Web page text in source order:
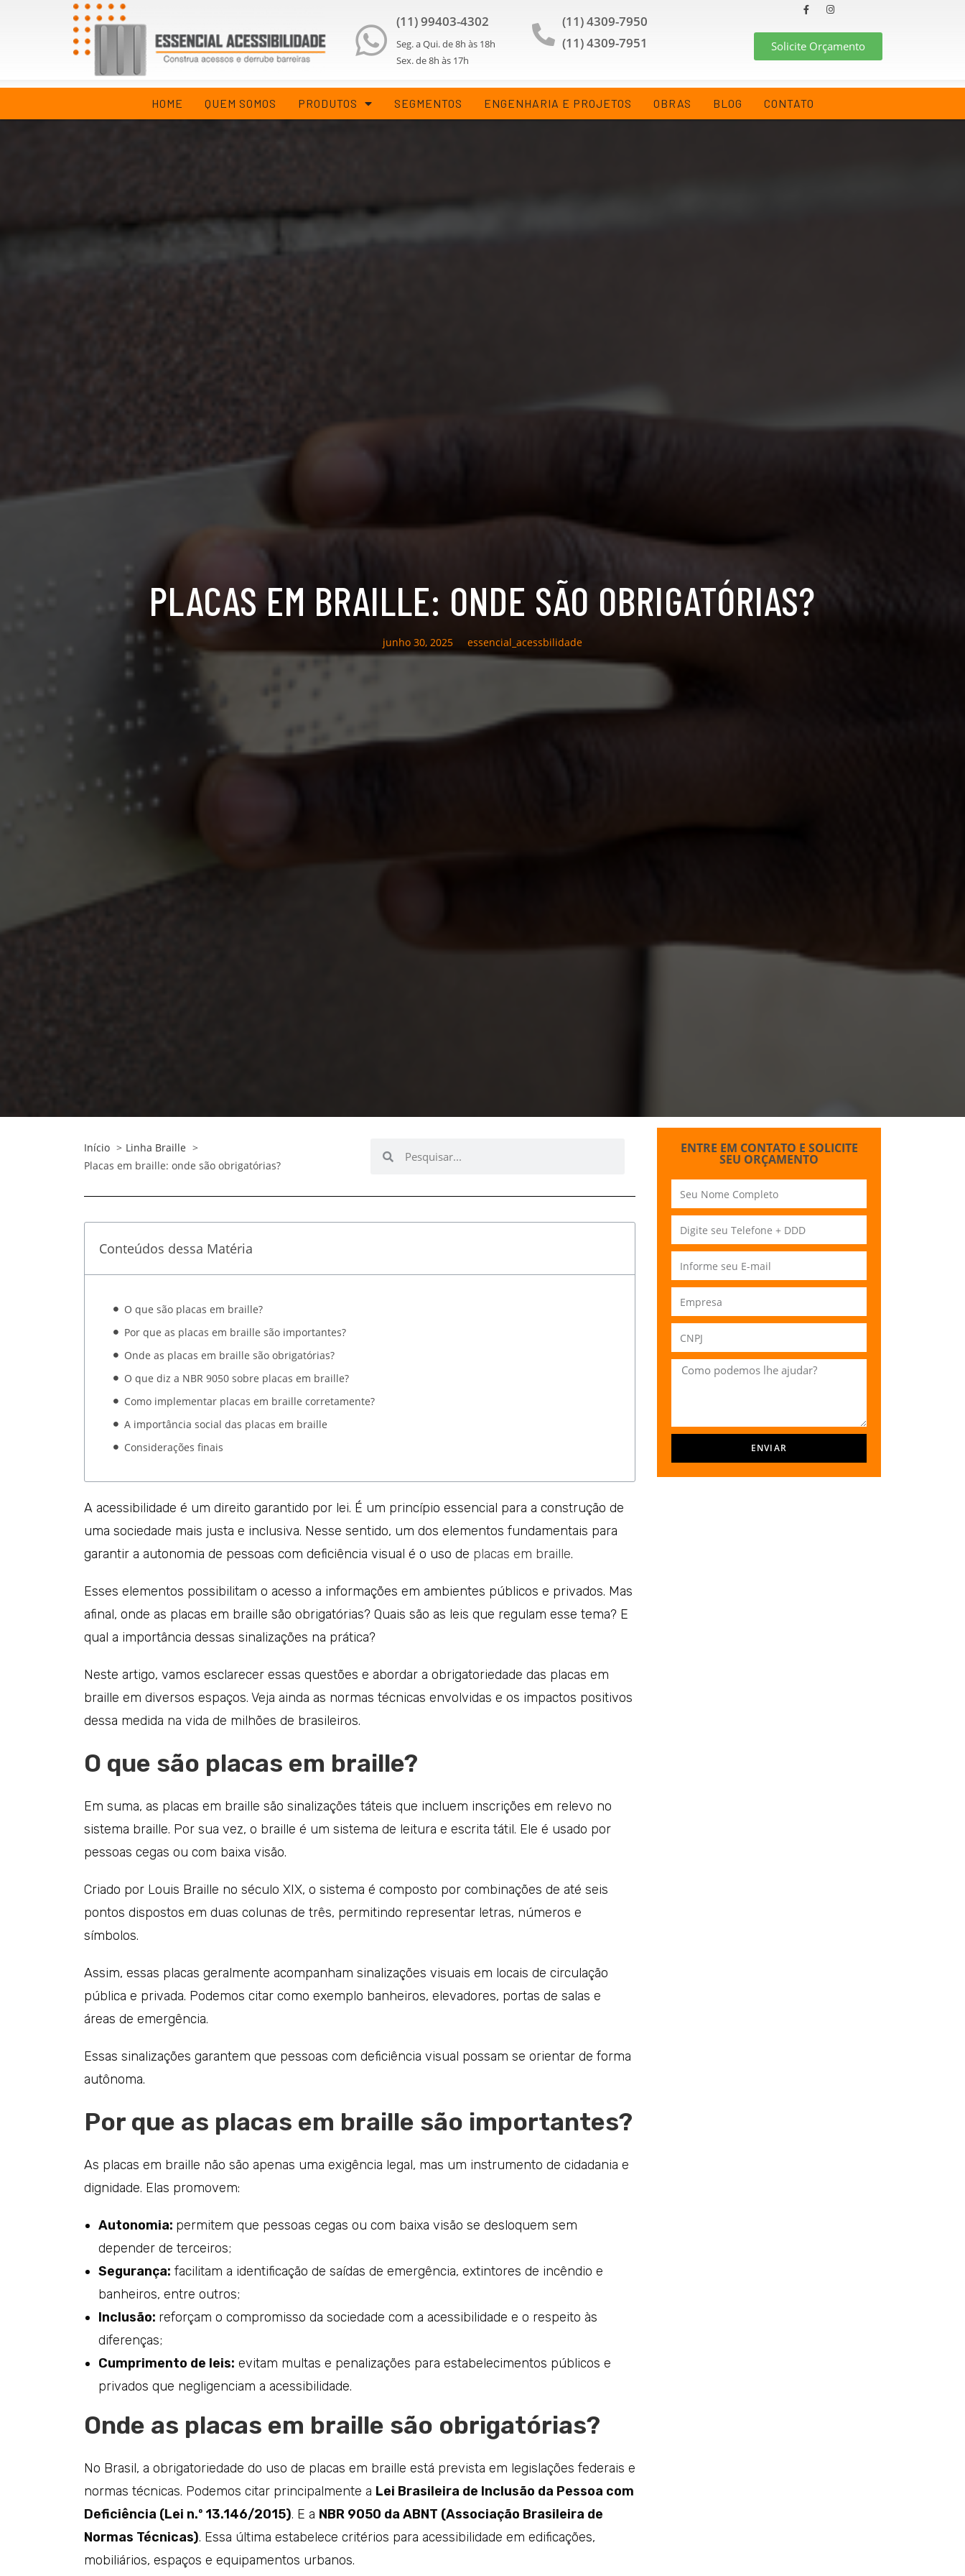
(11) 99403-4302
Seg. a Qui. de 8h às 18h
Sex. de 8h às 17h
(11) 4309-7950
(11) 4309-7951
Solicite Orçamento
HOME QUEM SOMOS PRODUTOS SEGMENTOS ENGENHARIA E PROJETOS OBRAS BLOG CONTATO
PLACAS EM BRAILLE: ONDE SÃO OBRIGATÓRIAS?
junho 30, 2025 essencial_acessbilidade
Início
Linha Braille
Placas em braille: onde são obrigatórias?
Conteúdos dessa Matéria
O que são placas em braille?
Por que as placas em braille são importantes?
Onde as placas em braille são obrigatórias?
O que diz a NBR 9050 sobre placas em braille?
Como implementar placas em braille corretamente?
A importância social das placas em braille
Considerações finais
A acessibilidade é um direito garantido por lei. É um princípio essencial para a construção de
uma sociedade mais justa e inclusiva. Nesse sentido, um dos elementos fundamentais para
garantir a autonomia de pessoas com deficiência visual é o uso de placas em braille.
Esses elementos possibilitam o acesso a informações em ambientes públicos e privados. Mas
afinal, onde as placas em braille são obrigatórias? Quais são as leis que regulam esse tema? E
qual a importância dessas sinalizações na prática?
Neste artigo, vamos esclarecer essas questões e abordar a obrigatoriedade das placas em
braille em diversos espaços. Veja ainda as normas técnicas envolvidas e os impactos positivos
dessa medida na vida de milhões de brasileiros.
O que são placas em braille?
Em suma, as placas em braille são sinalizações táteis que incluem inscrições em relevo no
sistema braille. Por sua vez, o braille é um sistema de leitura e escrita tátil. Ele é usado por
pessoas cegas ou com baixa visão.
Criado por Louis Braille no século XIX, o sistema é composto por combinações de até seis
pontos dispostos em duas colunas de três, permitindo representar letras, números e
símbolos.
Assim, essas placas geralmente acompanham sinalizações visuais em locais de circulação
pública e privada. Podemos citar como exemplo banheiros, elevadores, portas de salas e
áreas de emergência.
Essas sinalizações garantem que pessoas com deficiência visual possam se orientar de forma
autônoma.
Por que as placas em braille são importantes?
As placas em braille não são apenas uma exigência legal, mas um instrumento de cidadania e
dignidade. Elas promovem:
Autonomia: permitem que pessoas cegas ou com baixa visão se desloquem sem
depender de terceiros;
Segurança: facilitam a identificação de saídas de emergência, extintores de incêndio e
banheiros, entre outros;
Inclusão: reforçam o compromisso da sociedade com a acessibilidade e o respeito às
diferenças;
Cumprimento de leis: evitam multas e penalizações para estabelecimentos públicos e
privados que negligenciam a acessibilidade.
Onde as placas em braille são obrigatórias?
No Brasil, a obrigatoriedade do uso de placas em braille está prevista em legislações federais e
normas técnicas. Podemos citar principalmente a Lei Brasileira de Inclusão da Pessoa com
Deficiência (Lei n.º 13.146/2015). E a NBR 9050 da ABNT (Associação Brasileira de
Normas Técnicas). Essa última estabelece critérios para acessibilidade em edificações,
mobiliários, espaços e equipamentos urbanos.
ENTRE EM CONTATO E SOLICITE
SEU ORÇAMENTO
ENVIAR